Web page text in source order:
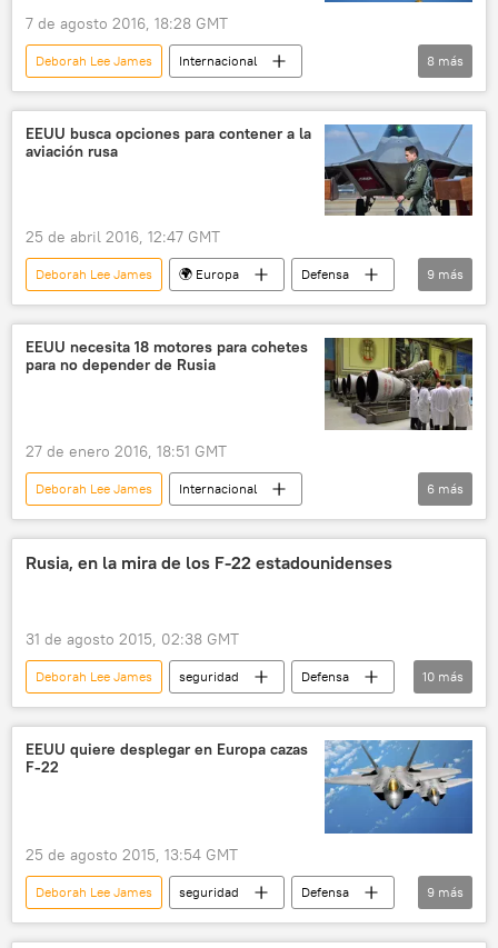
7 de agosto 2016, 18:28 GMT
Deborah Lee James
Internacional
América del Norte
EEUU
Fuerzas Armadas de Rusia
Fuerzas de Defensa Aérea y Espacial de Rusia
Rusia
8 más
EEUU busca opciones para contener a la
aviación rusa
25 de abril 2016, 12:47 GMT
Deborah Lee James 🌍 Europa
Defensa
Internacional
Rusia
América del Norte
EEUU
Francia
Fuerzas Aeroespaciales de Rusia
maniobras
9 más
EEUU necesita 18 motores para cohetes
para no depender de Rusia
27 de enero 2016, 18:51 GMT
Deborah Lee James
Internacional
América del Norte
EEUU
RD-180
motores
Rusia noticias
6 más
Rusia, en la mira de los F-22 estadounidenses
31 de agosto 2015, 02:38 GMT
Deborah Lee James seguridad
Defensa
💬 Opinión y Análisis
EEUU
Eduard Rodiukov
Serguéi Bodán
Fuerza Aérea de EEUU
noticias
10 más
EEUU quiere desplegar en Europa cazas
F-22
25 de agosto 2015, 13:54 GMT
Deborah Lee James seguridad
Defensa
EEUU
Mark Welsh James
OTAN
9 más